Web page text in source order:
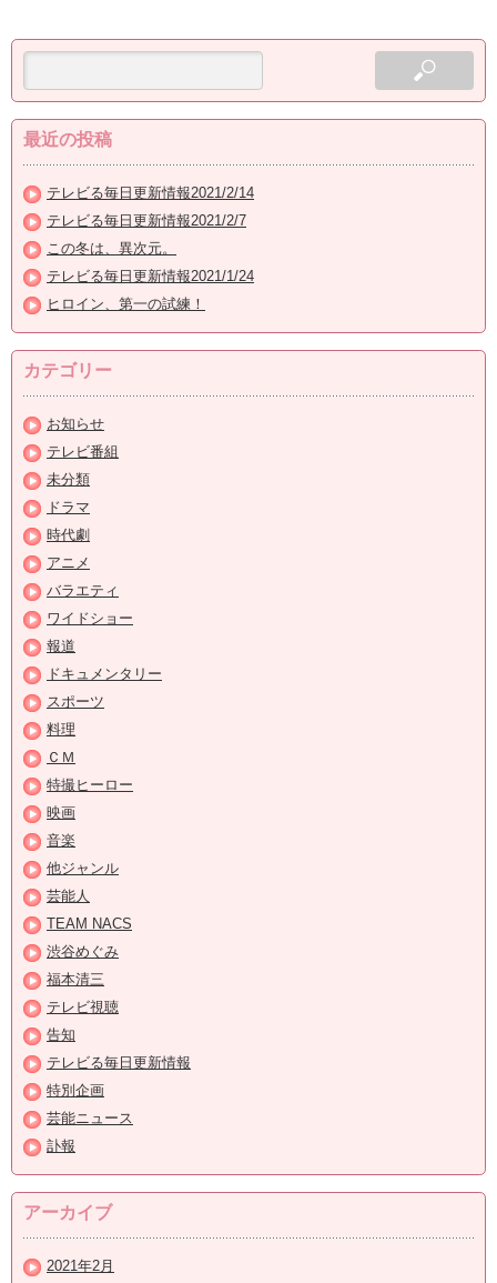
最近の投稿
テレビる毎日更新情報2021/2/14
テレビる毎日更新情報2021/2/7
この冬は、異次元。
テレビる毎日更新情報2021/1/24
ヒロイン、第一の試練！
カテゴリー
お知らせ
テレビ番組
未分類
ドラマ
時代劇
アニメ
バラエティ
ワイドショー
報道
ドキュメンタリー
スポーツ
料理
ＣＭ
特撮ヒーロー
映画
音楽
他ジャンル
芸能人
TEAM NACS
渋谷めぐみ
福本清三
テレビ視聴
告知
テレビる毎日更新情報
特別企画
芸能ニュース
訃報
アーカイブ
2021年2月